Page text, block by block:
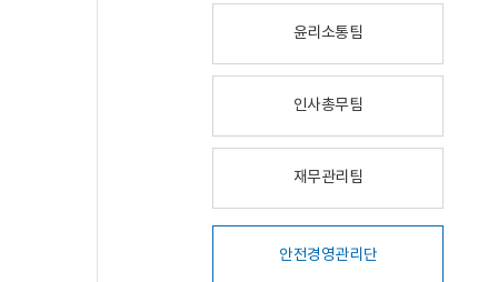
윤리소통팀
인사총무팀
재무관리팀
안전경영관리단